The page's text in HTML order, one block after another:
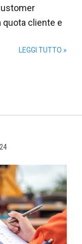
cliente e
LEGGI TUTTO »